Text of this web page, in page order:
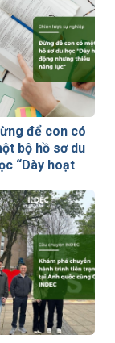
để con có
bộ hồ sơ du
“Dày hoạt
năng lực”